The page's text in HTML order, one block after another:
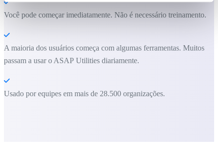
Você pode começar imediatamente. Não é necessário treinamento.
A maioria dos usuários começa com algumas ferramentas. Muitos
passam a usar o ASAP Utilities diariamente.
Usado por equipes em mais de 28.500 organizações.